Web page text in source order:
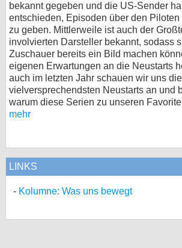
bekannt gegeben und die US-Sender
entschieden, Episoden über den Piloten
zu geben. Mittlerweile ist auch der
involvierten Darsteller bekannt, sodass
Zuschauer bereits ein Bild machen
eigenen Erwartungen an die Neustarts
auch im letzten Jahr schauen wir uns die
vielversprechendsten Neustarts an und
warum diese Serien zu unseren
mehr
LINKS
Kolumne: Was uns bewegt